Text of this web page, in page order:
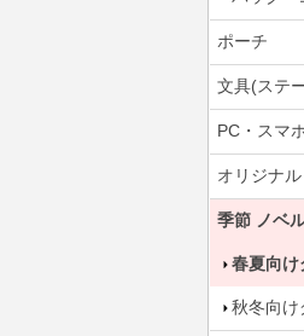
ポーチ
文具(ステ
PC・スマ
オリジナ
季節 ノベ
春夏向け
秋冬向け